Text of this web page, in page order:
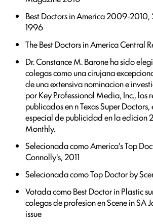
Best Doctors in America 2009-
1996
The Best Doctors in America Central
Dr. Constance M. Barone ha sido
colegas como una cirujana
de una extensiva nominacion e
por Key Professional Media, Inc., los
publicados en n Texas Super Doctors,
especial de publicidad en la edicion
Monthly.
Selecionada como America's Top
Connolly's, 2011
Selecionada como Top Doctor by
Votada como Best Doctor in Plastic
colegas de profesion en Scene in SA
issue